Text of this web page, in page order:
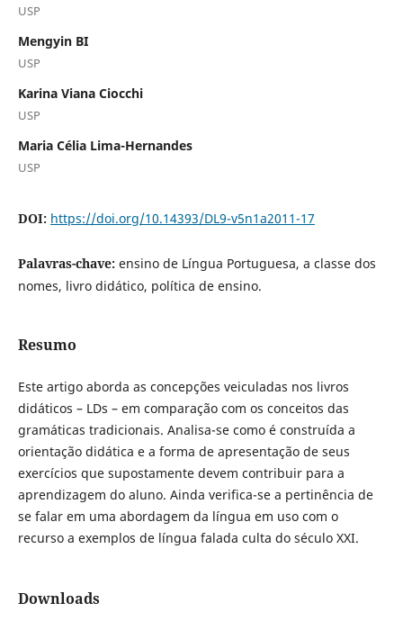
USP
Mengyin BI
USP
Karina Viana Ciocchi
USP
Maria Célia Lima-Hernandes
USP
DOI: https://doi.org/10.14393/DL9-v5n1a2011-17
Palavras-chave: ensino de Língua Portuguesa, a classe dos
nomes, livro didático, política de ensino.
Resumo
Este artigo aborda as concepções veiculadas nos livros
didáticos – LDs – em comparação com os conceitos das
gramáticas tradicionais. Analisa-se como é construída a
orientação didática e a forma de apresentação de seus
exercícios que supostamente devem contribuir para a
aprendizagem do aluno. Ainda verifica-se a pertinência de
se falar em uma abordagem da língua em uso com o
recurso a exemplos de língua falada culta do século XXI.
Downloads